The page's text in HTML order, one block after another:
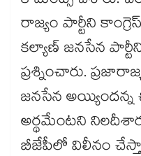
రాజ్యం పార్టీని
కల్యాణ్ జనసేన
ప్రశ్నించారు.
జనసేన
అర్థమేంటని
బీజేపీలో విలీనం